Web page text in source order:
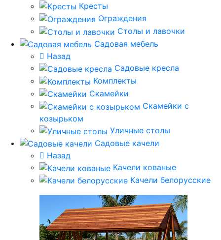
Кресты
Ограждения
Столы и лавочки
Садовая мебель
Назад
Садовые кресла
Комплекты
Скамейки
Скамейки с
козырьком
Уличные столы
Садовые качели
Назад
Качели кованые
Качели белорусские